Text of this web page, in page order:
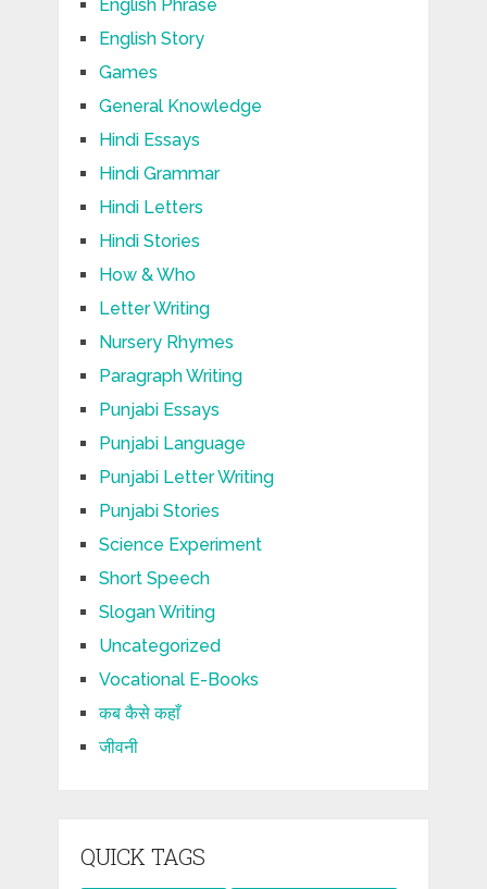
English Phrase
English Story
Games
General Knowledge
Hindi Essays
Hindi Grammar
Hindi Letters
Hindi Stories
How & Who
Letter Writing
Nursery Rhymes
Paragraph Writing
Punjabi Essays
Punjabi Language
Punjabi Letter Writing
Punjabi Stories
Science Experiment
Short Speech
Slogan Writing
Uncategorized
Vocational E-Books
कब कैसे कहाँ
जीवनी
QUICK TAGS